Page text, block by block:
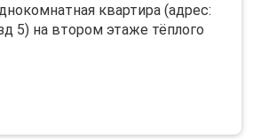
квартира (адрес:
5) на втором этаже тёплого